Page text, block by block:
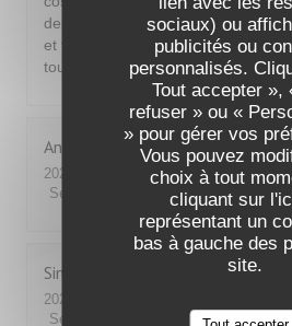
sociaux) ou
publicités ou
personnalisés.
Tout accepter »,
refuser » ou «
» pour gérer vos
Vous pouvez
choix à tout
cliquant sur
représentant un
bas à gauche des
site.
desserts de grande qualité. Très
et fin pour un prix très raisonnable.
tous les niveaux. Fortement
Anne
2026-07-29
- 19:30 - Couverts 3
Service
Ambiance: 5/5 Cuisine:
Sindy
2026-07-28
Service
Ambiance : 5 /5 Cuisine: